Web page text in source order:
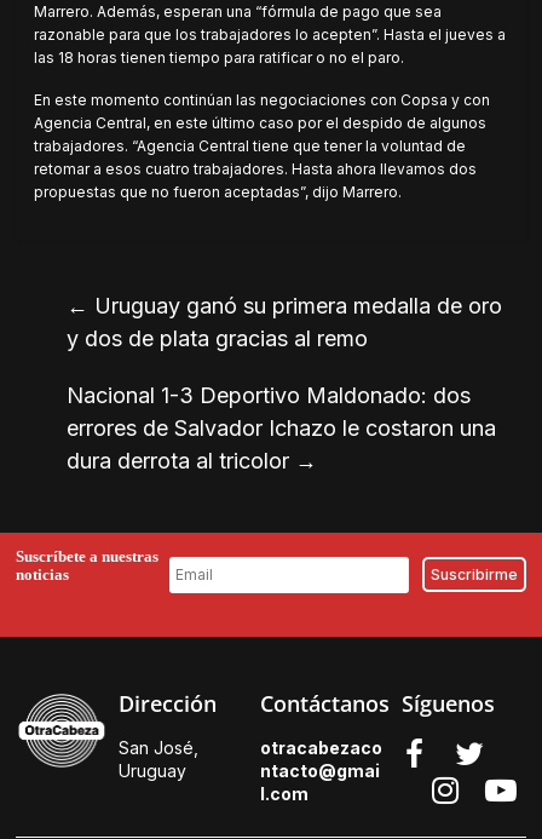
Marrero. Además, esperan una “fórmula de pago que sea
razonable para que los trabajadores lo acepten”. Hasta el jueves a
las 18 horas tienen tiempo para ratificar o no el paro.
En este momento continúan las negociaciones con Copsa y con
Agencia Central, en este último caso por el despido de algunos
trabajadores. “Agencia Central tiene que tener la voluntad de
retomar a esos cuatro trabajadores. Hasta ahora llevamos dos
propuestas que no fueron aceptadas”, dijo Marrero.
← Uruguay ganó su primera medalla de oro
y dos de plata gracias al remo
Nacional 1-3 Deportivo Maldonado: dos
errores de Salvador Ichazo le costaron una
dura derrota al tricolor →
Suscríbete a nuestras
noticias
Dirección
San José,
Uruguay
Contáctanos
otracabezaco
ntacto@gmai
l.com
Síguenos